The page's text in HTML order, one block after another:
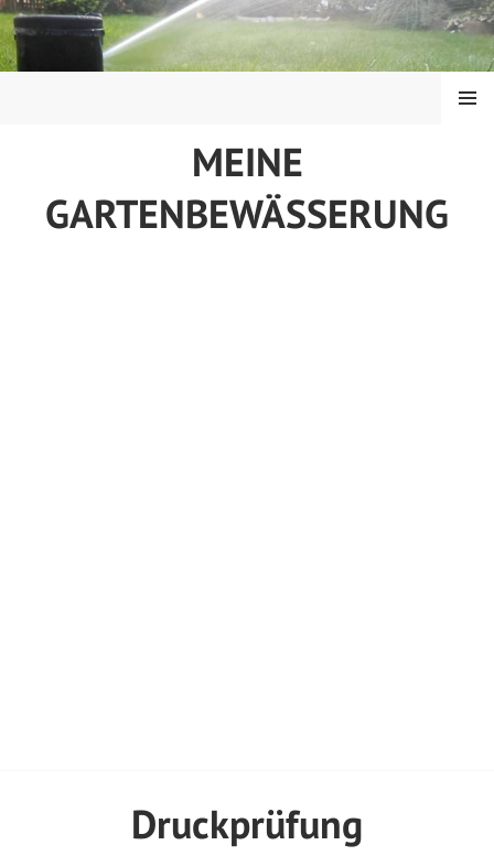
Springe
zum
Inhalt
MEINE
GARTENBEWÄSSERUNG
MENÜ
Druckprüfung